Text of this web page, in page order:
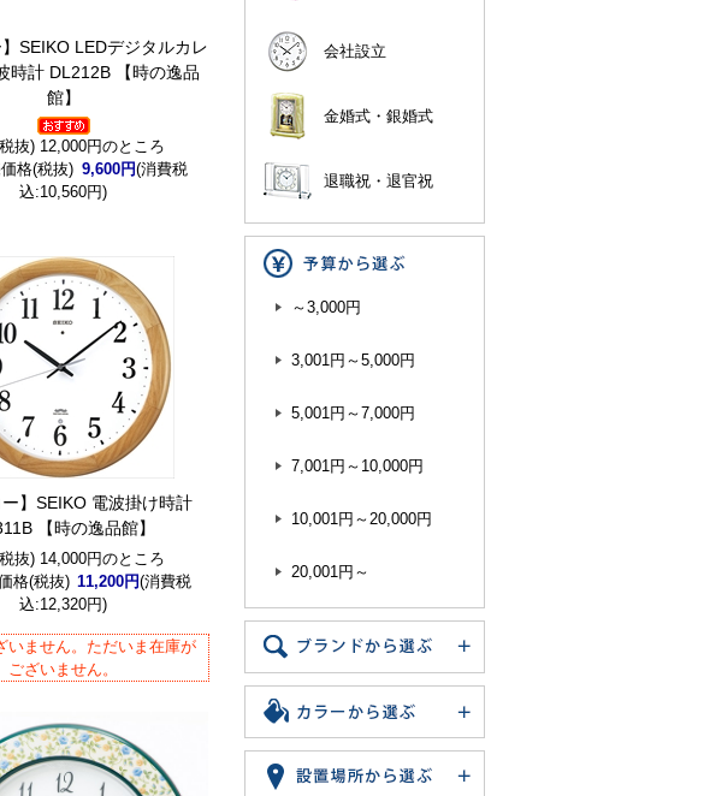
】SEIKO LEDデジタルカレ
時計 DL212B 【時の逸品
館】
抜) 12,000円のところ
格(税抜) 9,600円(消費税
込:10,560円)
ー】SEIKO 電波掛け時計
【時の逸品館】
抜) 14,000円のところ
格(税抜) 11,200円(消費税
込:12,320円)
いません。ただいま在庫が
ございません。
会社設立
金婚式・銀婚式
退職祝・退官祝
～3,000円
3,001円～5,000円
5,001円～7,000円
7,001円～10,000円
10,001円～20,000円
20,001円～